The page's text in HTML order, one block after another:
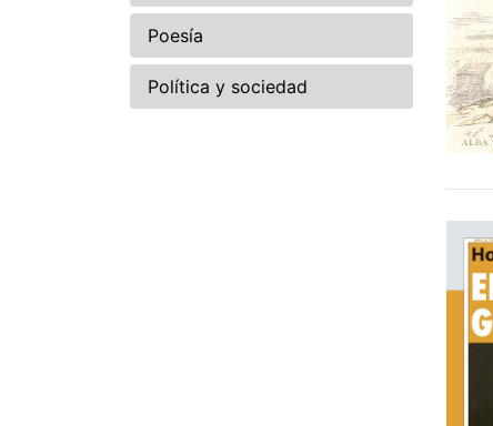
Poesía
Política y sociedad